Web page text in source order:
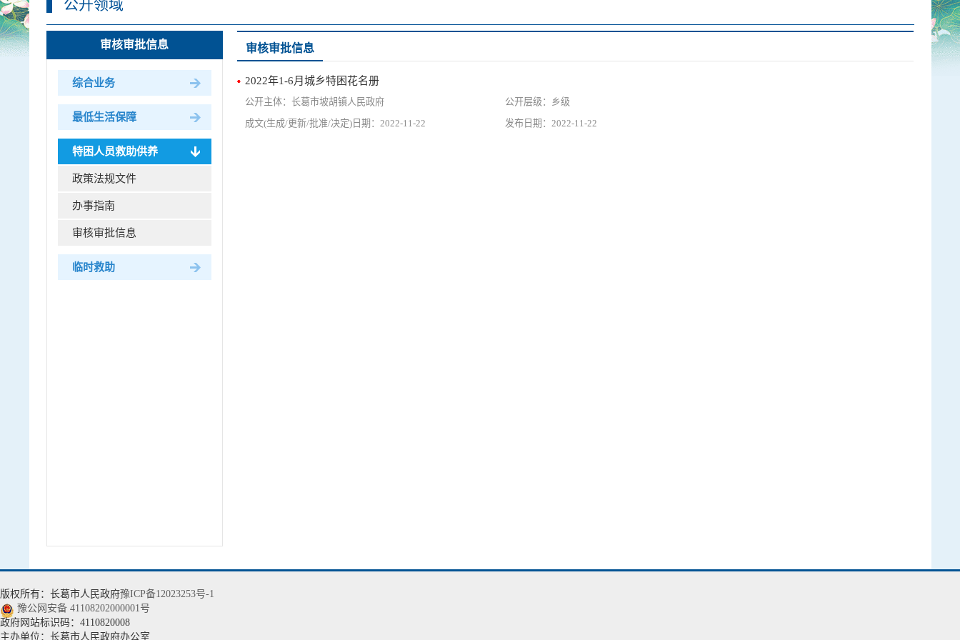
公开领域
审核审批信息
综合业务
最低生活保障
特困人员救助供养
政策法规文件
办事指南
审核审批信息
临时救助
审核审批信息
2022年1-6月城乡特困花名册
长葛市坡胡镇人民政府
乡级
2022-11-22
2022-11-22
版权所有：长葛市人民政府豫ICP备12023253号-1
豫公网安备 41108202000001号
政府网站标识码：4110820008
主办单位：长葛市人民政府办公室